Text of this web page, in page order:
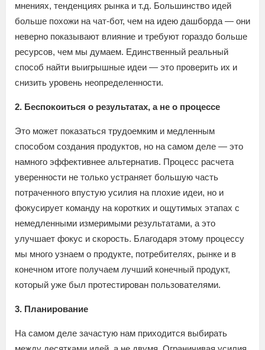
мнениях, тенденциях рынка и т.д. Большинство идей
больше похожи на чат-бот, чем на идею дашборда — они
неверно показывают влияние и требуют гораздо больше
ресурсов, чем мы думаем. Единственный реальный
способ найти выигрышные идеи — это проверить их и
снизить уровень неопределенности.
2. Беспокоиться о результатах, а не о процессе
Это может показаться трудоемким и медленным
способом создания продуктов, но на самом деле — это
намного эффективнее альтернатив. Процесс расчета
уверенности не только устраняет большую часть
потраченного впустую усилия на плохие идеи, но и
фокусирует команду на коротких и ощутимых этапах с
немедленными измеримыми результатами, а это
улучшает фокус и скорость. Благодаря этому процессу
мы много узнаем о продукте, потребителях, рынке и в
конечном итоге получаем лучший конечный продукт,
который уже был протестирован пользователями.
3. Планирование
На самом деле зачастую нам приходится выбирать